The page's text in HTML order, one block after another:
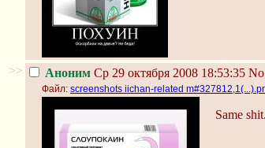
>> Аноним Ср 29 октября 2008 18:53:35
Файл: screenshots iichan-related
Same shit.